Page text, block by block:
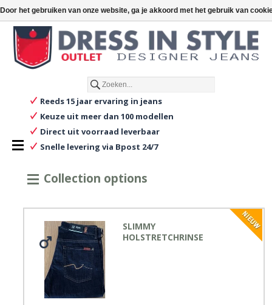
€0,00
€
Reeds 15 jaar ervaring in jeans
Keuze uit meer dan 100 modellen
Direct uit voorraad leverbaar
Snelle levering via Bpost 24/7
Collection options
SLIMMY
HOLSTRETCHRINSE
Door het gebruiken van onze website, ga je akkoord met het gebruik van